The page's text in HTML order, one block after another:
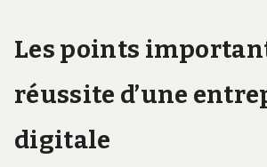
Les points
réussite d’une
digitale